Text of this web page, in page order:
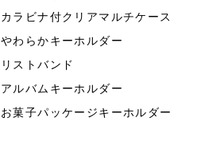
カラビナ付クリアマルチケース
やわらかキーホルダー
リストバンド
アルバムキーホルダー
お菓子パッケージキーホルダー